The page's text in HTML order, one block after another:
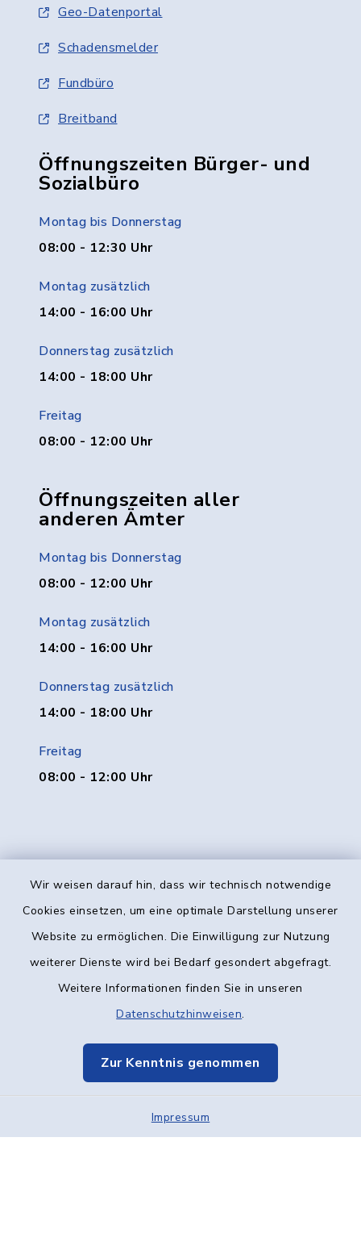
Wir weisen darauf hin, dass wir technisch notwendige
Cookies einsetzen, um eine optimale Darstellung unserer
Website zu ermöglichen. Die Einwilligung zur Nutzung
weiterer Dienste wird bei Bedarf gesondert abgefragt.
Weitere Informationen finden Sie in unseren
Datenschutzhinweisen.
Zur Kenntnis genommen
Impressum
Geo-Datenportal
Schadensmelder
Fundbüro
Breitband
Öffnungszeiten Bürger- und
Sozialbüro
Montag bis Donnerstag
08:00 - 12:30 Uhr
Montag zusätzlich
14:00 - 16:00 Uhr
Donnerstag zusätzlich
14:00 - 18:00 Uhr
Freitag
08:00 - 12:00 Uhr
Öffnungszeiten aller
anderen Ämter
Montag bis Donnerstag
08:00 - 12:00 Uhr
Montag zusätzlich
14:00 - 16:00 Uhr
Donnerstag zusätzlich
14:00 - 18:00 Uhr
Freitag
08:00 - 12:00 Uhr
Kontakt
Datenschutz
Elektronische Kommunikation
Sitemap